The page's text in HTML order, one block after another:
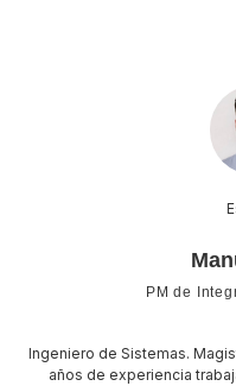
PM de
Ingeniero de Sistemas.
años de experiencia